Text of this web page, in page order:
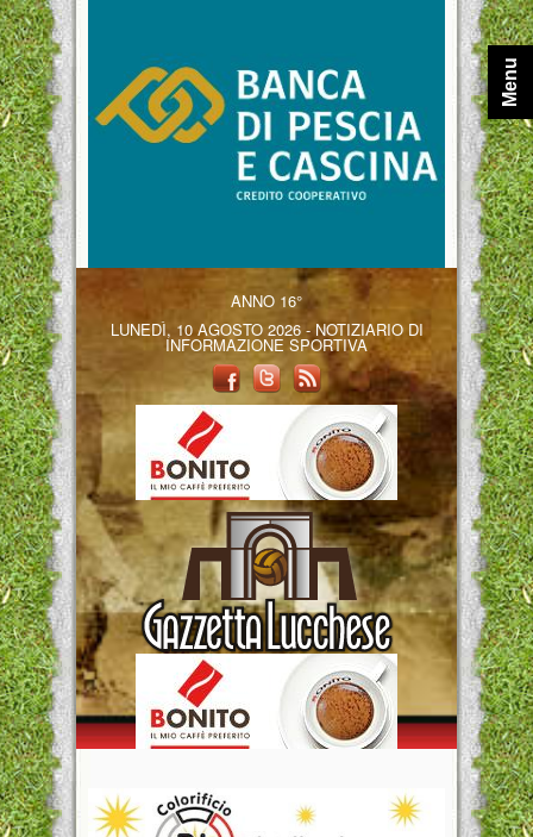
ANNO 16°
LUNEDÌ, 10 AGOSTO 2026 - NOTIZIARIO DI
INFORMAZIONE SPORTIVA
Menu